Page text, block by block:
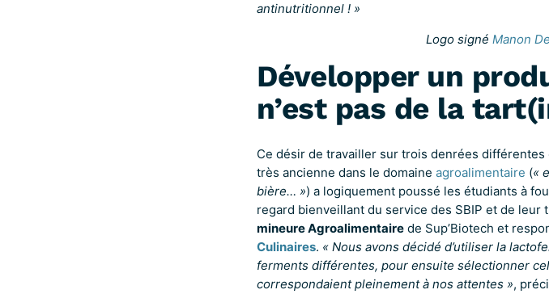
antinutritionnel ! »
Logo signé Manon
Développer un
n’est pas de la
Ce désir de travailler sur trois denrées différentes
très ancienne dans le domaine agroalimentaire («
bière… ») a logiquement poussé les étudiants à
regard bienveillant du service des SBIP et de leur
mineure Agroalimentairede Sup’Biotech et
Culinaires. « Nous avons décidé d’utiliser la
ferments différentes, pour ensuite sélectionner
correspondaient pleinement à nos attentes »,